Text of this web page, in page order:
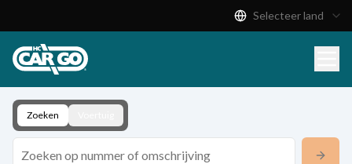
Download
Contact
Selecteer land
Zoeken